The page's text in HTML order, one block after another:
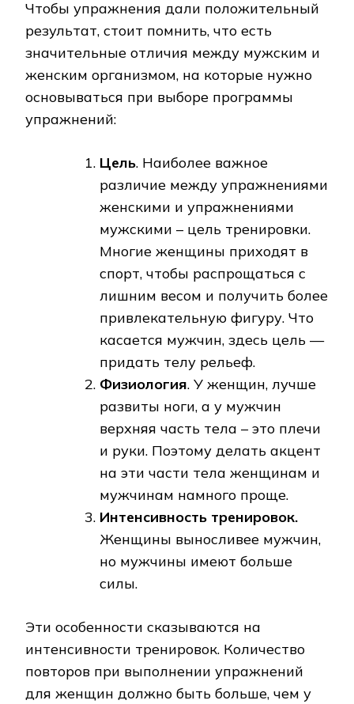
Чтобы упражнения дали положительный
результат, стоит помнить, что есть
значительные отличия между мужским и
женским организмом, на которые нужно
основываться при выборе программы
упражнений:
Цель. Наиболее важное
различие между упражнениями
женскими и упражнениями
мужскими – цель тренировки.
Многие женщины приходят в
спорт, чтобы распрощаться с
лишним весом и получить более
привлекательную фигуру. Что
касается мужчин, здесь цель —
придать телу рельеф.
Физиология. У женщин, лучше
развиты ноги, а у мужчин
верхняя часть тела – это плечи
и руки. Поэтому делать акцент
на эти части тела женщинам и
мужчинам намного проще.
Интенсивность тренировок.
Женщины выносливее мужчин,
но мужчины имеют больше
силы.
Эти особенности сказываются на
интенсивности тренировок. Количество
повторов при выполнении упражнений
для женщин должно быть больше, чем у